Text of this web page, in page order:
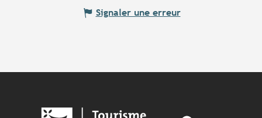
Signaler une erreur